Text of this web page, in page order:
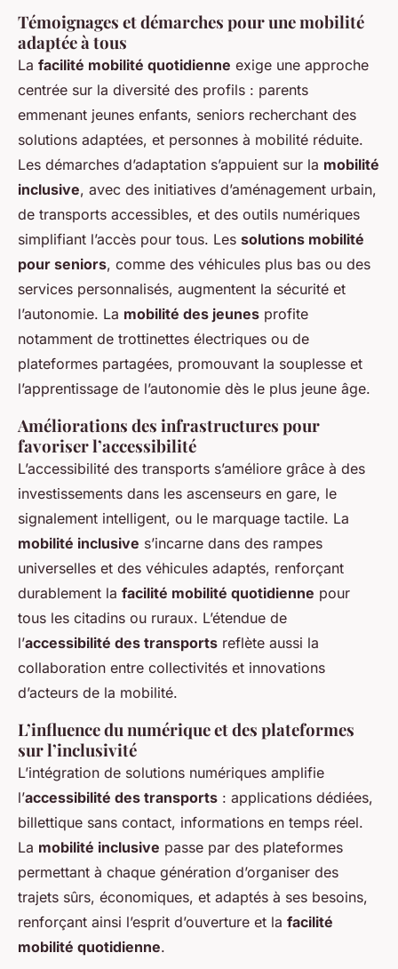
Témoignages et démarches pour une mobilité
adaptée à tous
La facilité mobilité quotidienne exige une approche
centrée sur la diversité des profils : parents
emmenant jeunes enfants, seniors recherchant des
solutions adaptées, et personnes à mobilité réduite.
Les démarches d’adaptation s’appuient sur la mobilité
inclusive, avec des initiatives d’aménagement urbain,
de transports accessibles, et des outils numériques
simplifiant l’accès pour tous. Les solutions mobilité
pour seniors, comme des véhicules plus bas ou des
services personnalisés, augmentent la sécurité et
l’autonomie. La mobilité des jeunes profite
notamment de trottinettes électriques ou de
plateformes partagées, promouvant la souplesse et
l’apprentissage de l’autonomie dès le plus jeune âge.
Améliorations des infrastructures pour
favoriser l’accessibilité
L’accessibilité des transports s’améliore grâce à des
investissements dans les ascenseurs en gare, le
signalement intelligent, ou le marquage tactile. La
mobilité inclusive s’incarne dans des rampes
universelles et des véhicules adaptés, renforçant
durablement la facilité mobilité quotidienne pour
tous les citadins ou ruraux. L’étendue de
l’accessibilité des transports reflète aussi la
collaboration entre collectivités et innovations
d’acteurs de la mobilité.
L’influence du numérique et des plateformes
sur l’inclusivité
L’intégration de solutions numériques amplifie
l’accessibilité des transports : applications dédiées,
billettique sans contact, informations en temps réel.
La mobilité inclusive passe par des plateformes
permettant à chaque génération d’organiser des
trajets sûrs, économiques, et adaptés à ses besoins,
renforçant ainsi l’esprit d’ouverture et la facilité
mobilité quotidienne.